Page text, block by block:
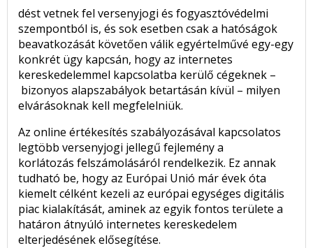
dést vetnek fel versenyjogi és fogyasztóvédelmi
szempontból is, és sok esetben csak a hatóságok
beavatkozását követően válik egyértelművé egy-egy
konkrét ügy kapcsán, hogy az internetes
kereskedelemmel kapcsolatba kerülő cégeknek –
bizonyos alapszabályok betartásán kívül – milyen
elvárásoknak kell megfelelniük.
Az online értékesítés szabályozásával kapcsolatos
legtöbb versenyjogi jellegű fejlemény a
korlátozás felszámolásáról rendelkezik. Ez annak
tudható be, hogy az Európai Unió már évek óta
kiemelt célként kezeli az európai egységes digitális
piac kialakítását, aminek az egyik fontos területe a
határon átnyúló internetes kereskedelem
elterjedésének elősegítése.